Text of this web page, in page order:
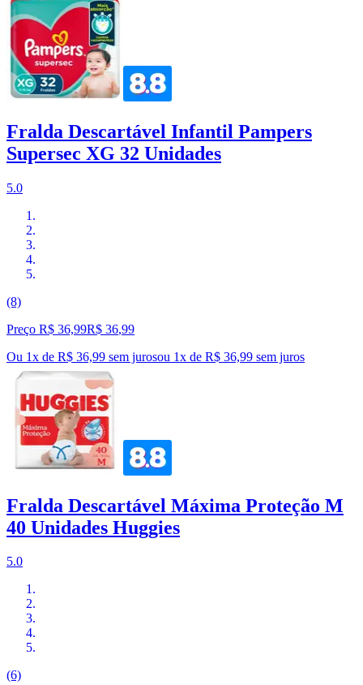
Fralda Descartável Infantil Pampers
Supersec XG 32 Unidades
5.0
(8)
Preço R$ 36,99R$ 36,99
Ou 1x de R$ 36,99 sem jurosou 1x de R$ 36,99 sem juros
Fralda Descartável Máxima Proteção M
40 Unidades Huggies
5.0
(6)